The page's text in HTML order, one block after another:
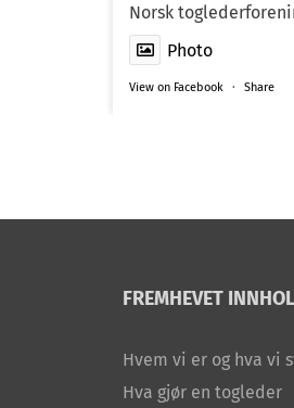
Norsk
Photo
View on Facebook · Share
FREMHEVET
Hvem vi er og hva vi
Hva gjør en togleder